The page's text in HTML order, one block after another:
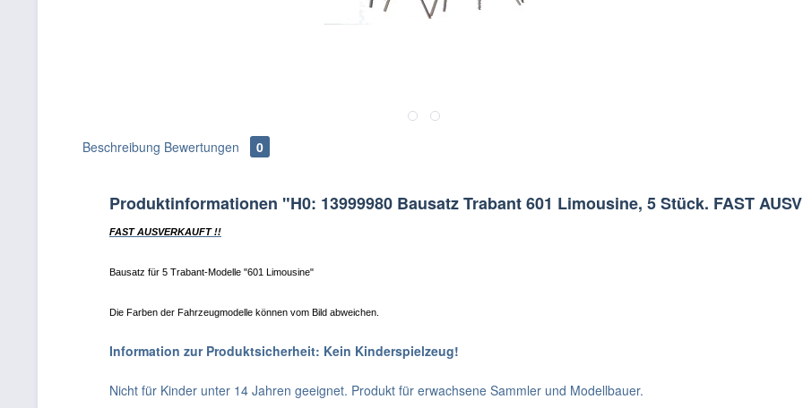
Beschreibung Bewertungen 0
Produktinformationen "H0: 13999980 Bausatz Trabant 601 Limousine, 5 Stück. FAST
FAST AUSVERKAUFT !!
Bausatz für 5 Trabant-Modelle "601 Limousine"
Die Farben der Fahrzeugmodelle können vom Bild abweichen.
Information zur Produktsicherheit: Kein Kinderspielzeug!
Nicht für Kinder unter 14 Jahren geeignet. Produkt für erwachsene Sammler und Modellbauer.